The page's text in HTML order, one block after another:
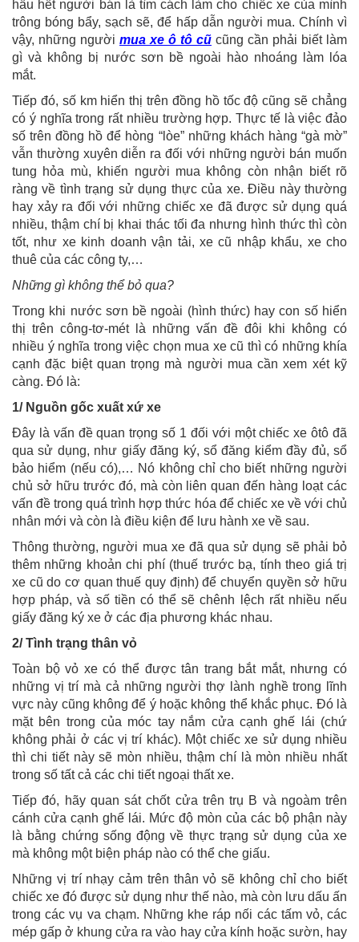
hầu hết người bán là tìm cách làm cho chiếc xe của mình
trông bóng bẩy, sạch sẽ, để hấp dẫn người mua. Chính vì
vậy, những người mua xe ô tô cũ cũng cần phải biết làm
gì và không bị nước sơn bề ngoài hào nhoáng làm lóa
mắt.
Tiếp đó, số km hiển thị trên đồng hồ tốc độ cũng sẽ chẳng
có ý nghĩa trong rất nhiều trường hợp. Thực tế là việc đảo
số trên đồng hồ để hòng “lòe” những khách hàng “gà mờ”
vẫn thường xuyên diễn ra đối với những người bán muốn
tung hỏa mù, khiến người mua không còn nhận biết rõ
ràng về tình trạng sử dụng thực của xe. Điều này thường
hay xảy ra đối với những chiếc xe đã được sử dụng quá
nhiều, thậm chí bị khai thác tối đa nhưng hình thức thì còn
tốt, như xe kinh doanh vận tải, xe cũ nhập khẩu, xe cho
thuê của các công ty,…
Những gì không thể bỏ qua?
Trong khi nước sơn bề ngoài (hình thức) hay con số hiển
thị trên công-tơ-mét là những vấn đề đôi khi không có
nhiều ý nghĩa trong việc chọn mua xe cũ thì có những khía
cạnh đặc biệt quan trọng mà người mua cần xem xét kỹ
càng. Đó là:
1/ Nguồn gốc xuất xứ xe
Đây là vấn đề quan trọng số 1 đối với một chiếc xe ôtô đã
qua sử dụng, như giấy đăng ký, sổ đăng kiểm đầy đủ, sổ
bảo hiểm (nếu có),… Nó không chỉ cho biết những người
chủ sở hữu trước đó, mà còn liên quan đến hàng loạt các
vấn đề trong quá trình hợp thức hóa để chiếc xe về với chủ
nhân mới và còn là điều kiện để lưu hành xe về sau.
Thông thường, người mua xe đã qua sử dụng sẽ phải bỏ
thêm những khoản chi phí (thuế trước bạ, tính theo giá trị
xe cũ do cơ quan thuế quy định) để chuyển quyền sở hữu
hợp pháp, và số tiền có thể sẽ chênh lệch rất nhiều nếu
giấy đăng ký xe ở các địa phương khác nhau.
2/ Tình trạng thân vỏ
Toàn bộ vỏ xe có thể được tân trang bắt mắt, nhưng có
những vị trí mà cả những người thợ lành nghề trong lĩnh
vực này cũng không để ý hoặc không thể khắc phục. Đó là
mặt bên trong của móc tay nắm cửa cạnh ghế lái (chứ
không phải ở các vị trí khác). Một chiếc xe sử dụng nhiều
thì chi tiết này sẽ mòn nhiều, thậm chí là mòn nhiều nhất
trong số tất cả các chi tiết ngoại thất xe.
Tiếp đó, hãy quan sát chốt cửa trên trụ B và ngoàm trên
cánh cửa cạnh ghế lái. Mức độ mòn của các bộ phận này
là bằng chứng sống động về thực trạng sử dụng của xe
mà không một biện pháp nào có thể che giấu.
Những vị trí nhạy cảm trên thân vỏ sẽ không chỉ cho biết
chiếc xe đó được sử dụng như thế nào, mà còn lưu dấu ấn
trong các vụ va chạm. Những khe ráp nối các tấm vỏ, các
mép gấp ở khung cửa ra vào hay cửa kính hoặc sườn, hay